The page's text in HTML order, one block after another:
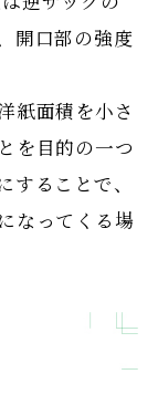
開口部の強度
紙面積を小さ
を目的の一つ
することで、
なってくる場